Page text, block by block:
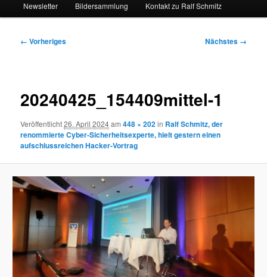
Newsletter Bildersammlung Kontakt zu Ralf Schmitz
Bilder-
← Vorheriges Nächstes →
20240425_154409mittel-1
Veröffentlicht26. April 2024am448 × 202in Ralf Schmitz, der
renommierte Cyber-Sicherheitsexperte, hielt gestern einen
aufschlussreichen Hacker-Vortrag